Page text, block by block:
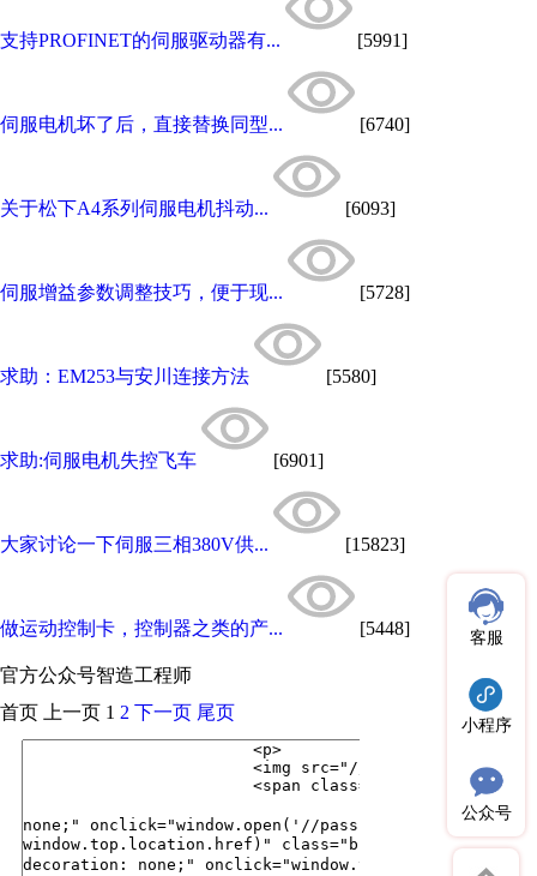
支持PROFINET的伺服驱动器有... [5991]
伺服电机坏了后，直接替换同型... [6740]
关于松下A4系列伺服电机抖动... [6093]
伺服增益参数调整技巧，便于现... [5728]
求助：EM253与安川连接方法 [5580]
求助:伺服电机失控飞车 [6901]
大家讨论一下伺服三相380V供... [15823]
做运动控制卡，控制器之类的产... [5448]
官方公众号智造工程师
客服
小程序
公众号
首页 上一页 1 2 下一页 尾页